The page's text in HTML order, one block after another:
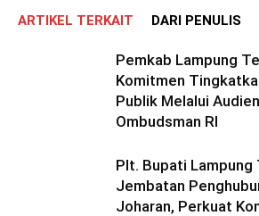
ARTIKEL TERKAIT DARI PENULIS
Pemkab Lampung
Komitmen
Publik Melalui
Ombudsman RI
Plt. Bupati Lampung
Jembatan
Joharan, Perkuat